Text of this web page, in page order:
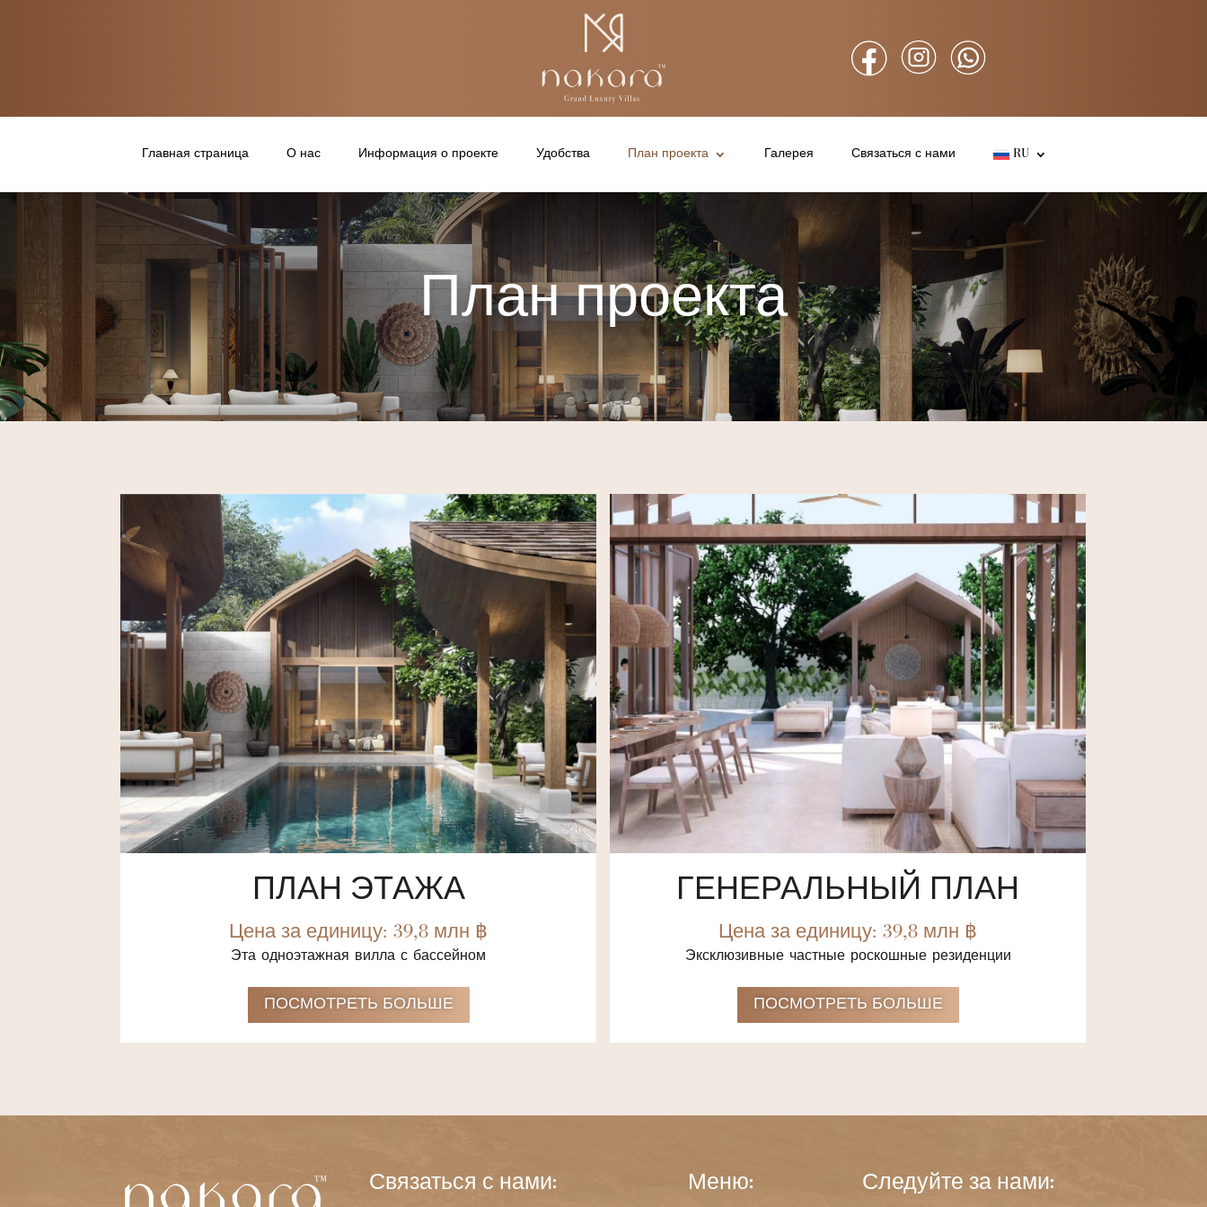
Главная страница О нас Информация о проекте Удобства План проекта Галерея Связаться с нами RU
План проекта
ПЛАН ЭТАЖА
Цена за единицу: 39,8 млн ฿
Эта одноэтажная вилла с бассейном
ПОСМОТРЕТЬ БОЛЬШЕ
ГЕНЕРАЛЬНЫЙ ПЛАН
Цена за единицу: 39,8 млн ฿
Эксклюзивные частные роскошные резиденции
ПОСМОТРЕТЬ БОЛЬШЕ
Связаться с нами: Меню: Следуйте за нами: